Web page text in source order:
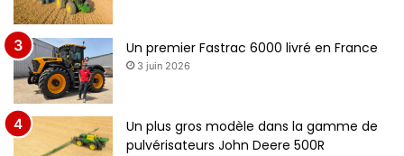
Un premier Fastrac 6000 livré en France
3 juin 2026
Un plus gros modèle dans la gamme de
pulvérisateurs John Deere 500R